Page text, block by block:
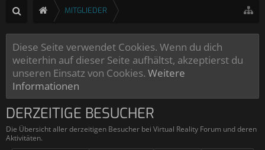
MITGLIEDER
Diese Seite verwendet Cookies. Wenn du dich
weiterhin auf dieser Seite aufhältst, akzeptierst du
unseren Einsatz von Cookies. Weitere
Informationen
DERZEITIGE BESUCHER
Die Übersicht aller derzeitigen Besucher bei Virtual Reality Forum und deren
Aktivitäten.